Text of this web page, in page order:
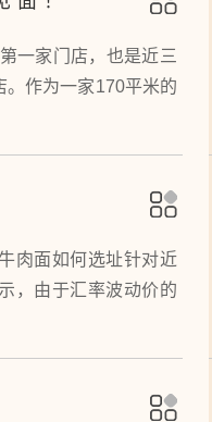
一家门店，也是近三
。作为一家170平米的
肉面如何选址针对近
，由于汇率波动价的